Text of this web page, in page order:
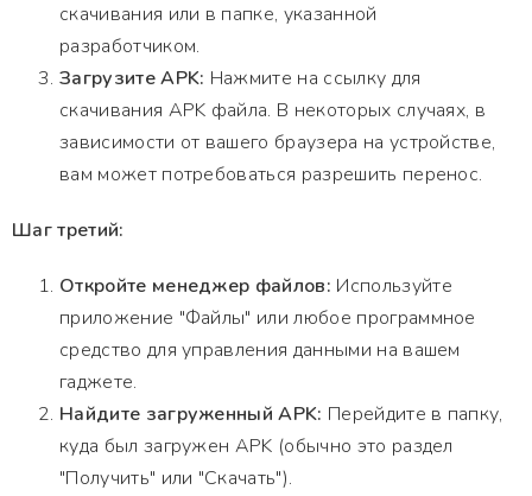
скачивания или в папке, указанной
разработчиком.
Загрузите APK: Нажмите на ссылку для
скачивания APK файла. В некоторых случаях, в
зависимости от вашего браузера на устройстве,
вам может потребоваться разрешить перенос.
Шаг третий:
Откройте менеджер файлов: Используйте
приложение "Файлы" или любое программное
средство для управления данными на вашем
гаджете.
Найдите загруженный APK: Перейдите в папку,
куда был загружен APK (обычно это раздел
"Получить" или "Скачать").